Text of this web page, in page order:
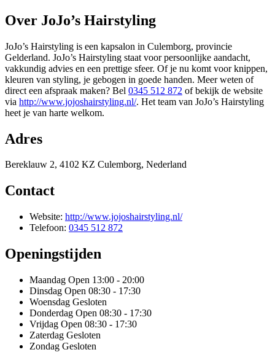
+
Over JoJo’s Hairstyling
JoJo’s Hairstyling is een kapsalon in Culemborg, provincie
Gelderland. JoJo’s Hairstyling staat voor persoonlijke aandacht,
vakkundig advies en een prettige sfeer. Of je nu komt voor knippen,
kleuren van styling, je gebogen in goede handen. Meer weten of
direct een afspraak maken? Bel 0345 512 872 of bekijk de website
via http://www.jojoshairstyling.nl/. Het team van JoJo’s Hairstyling
heet je van harte welkom.
Adres
Bereklauw 2, 4102 KZ Culemborg, Nederland
Contact
Website: http://www.jojoshairstyling.nl/
Telefoon: 0345 512 872
Openingstijden
Maandag Open 13:00 - 20:00
Dinsdag Open 08:30 - 17:30
Woensdag Gesloten
Donderdag Open 08:30 - 17:30
Vrijdag Open 08:30 - 17:30
Zaterdag Gesloten
Zondag Gesloten